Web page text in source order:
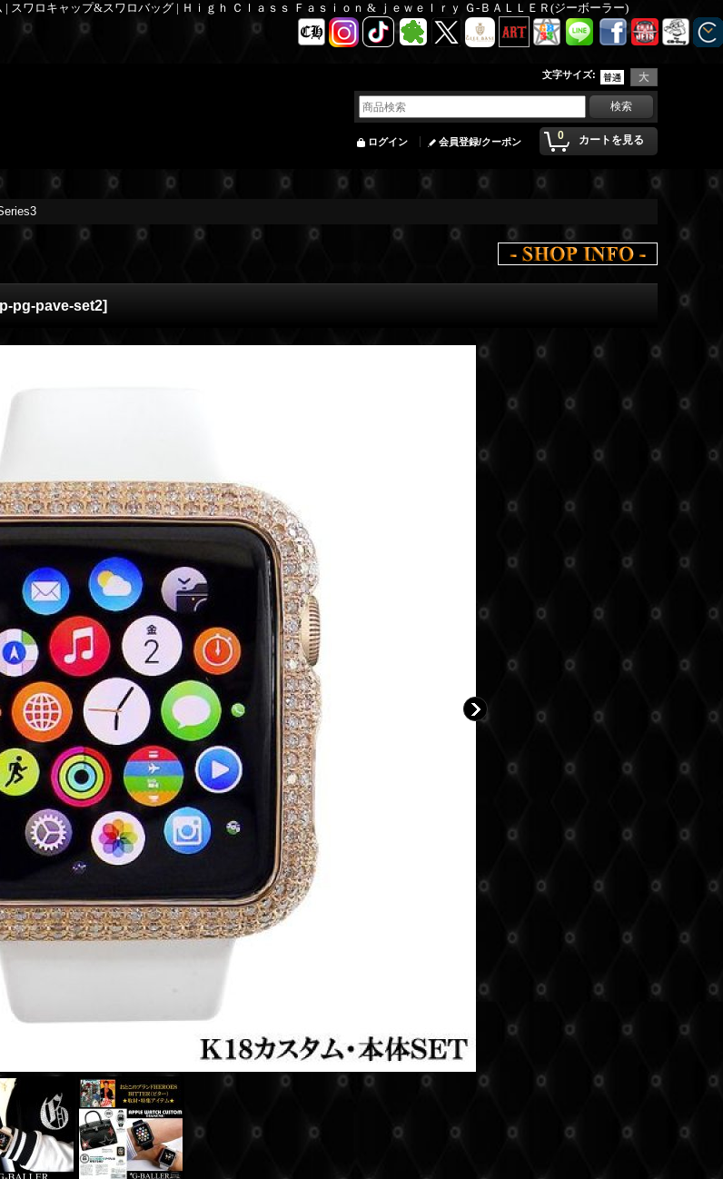
スワロキャップ&スワロバッグ | Ｈｉｇｈ Ｃｌａｓｓ Ｆａｓｉｏｎ & ｊｅｗｅｌｒｙ Ｇ-ＢＡＬＬＥＲ(ジーボーラー)
文字サイズ:
0 カートを見る
ログイン 会員登録/クーポン
pg-pave-set2]